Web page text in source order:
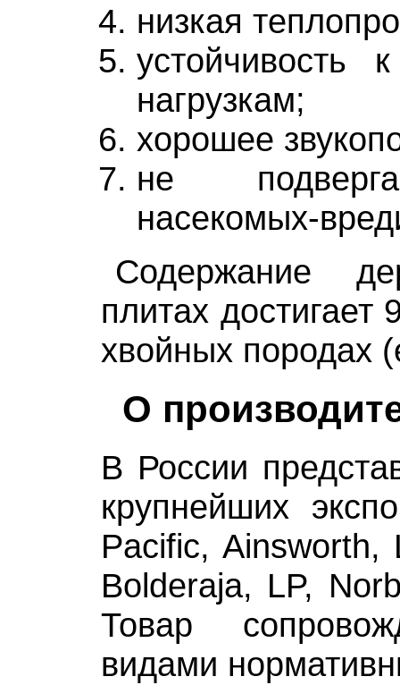
низкая
устойчивость
нагрузкам;
хорошее
не
насекомых-
Содержание
плитах достигает
хвойных породах
О
В России
крупнейших
Pacific, Ainsworth,
Bolderaja, LP,
Товар
видами